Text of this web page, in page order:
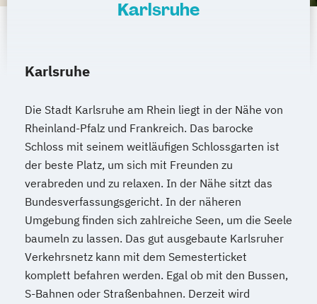
Karlsruhe
Karlsruhe
Die Stadt Karlsruhe am Rhein liegt in der Nähe von
Rheinland-Pfalz und Frankreich. Das barocke
Schloss mit seinem weitläufigen Schlossgarten ist
der beste Platz, um sich mit Freunden zu
verabreden und zu relaxen. In der Nähe sitzt das
Bundesverfassungsgericht. In der näheren
Umgebung finden sich zahlreiche Seen, um die Seele
baumeln zu lassen. Das gut ausgebaute Karlsruher
Verkehrsnetz kann mit dem Semesterticket
komplett befahren werden. Egal ob mit den Bussen,
S-Bahnen oder Straßenbahnen. Derzeit wird